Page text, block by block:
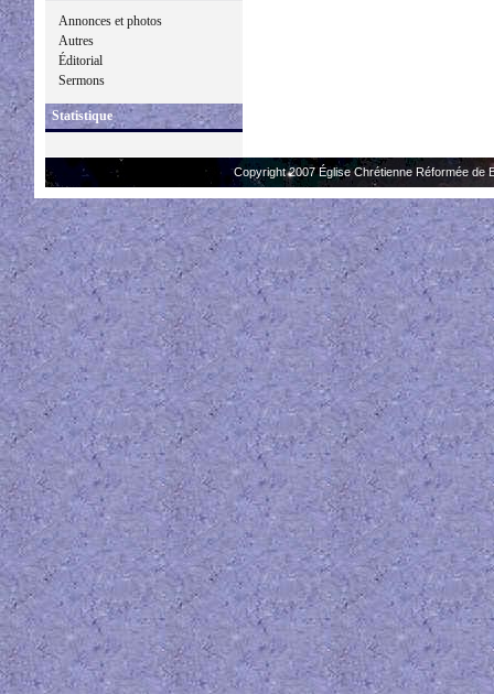
Annonces et photos
Autres
Éditorial
Sermons
Statistique
Copyright 2007 Église Chrétienne Réformée de